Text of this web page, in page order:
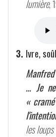
lumière,
3. Ivre,
… Je
«
les